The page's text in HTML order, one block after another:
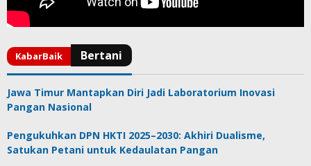
Jawa Timur Mantapkan Diri Jadi Laboratorium Inovasi
Pangan Nasional
Pengukuhkan DPN HKTI 2025–2030: Akhiri Dualisme,
Satukan Petani untuk Kedaulatan Pangan